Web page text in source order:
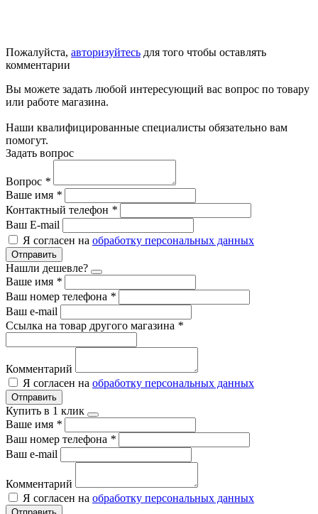
Пожалуйста, авторизуйтесь для того чтобы оставлять
комментарии
Вы можете задать любой интересующий вас вопрос по товару
или работе магазина.
Наши квалифицированные специалисты обязательно вам
помогут.
Задать вопрос
Вопрос *
Ваше имя *
Контактный телефон *
Ваш E-mail
Я согласен на обработку персональных данных
Отправить
Нашли дешевле?
Ваше имя *
Ваш номер телефона *
Ваш e-mail
Ссылка на товар другого магазина *
Комментарий
Я согласен на обработку персональных данных
Отправить
Купить в 1 клик
Ваше имя *
Ваш номер телефона *
Ваш e-mail
Комментарий
Я согласен на обработку персональных данных